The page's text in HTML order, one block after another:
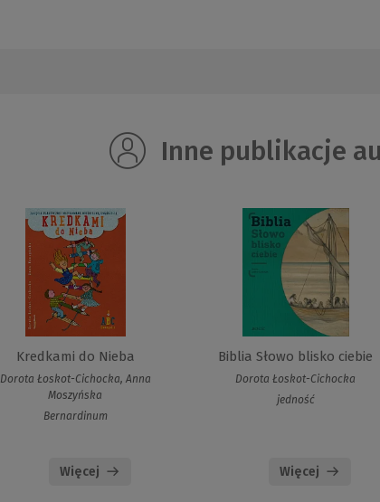
Inne publikacje
Kredkami do Nieba
Dorota Łoskot-Cichocka, Anna
Moszyńska
Bernardinum
Więcej
Biblia Słowo blisko ciebie
Dorota Łoskot-Cichocka
jedność
Więcej